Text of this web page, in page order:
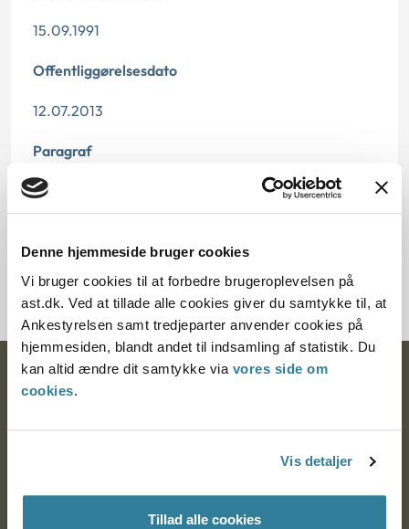
Denne hjemmeside bruger cookies
Vi bruger cookies til at forbedre brugeroplevelsen på
ast.dk. Ved at tillade alle cookies giver du samtykke til, at
Ankestyrelsen samt tredjeparter anvender cookies på
hjemmesiden, blandt andet til indsamling af statistik. Du
kan altid ændre dit samtykke via vores side om
cookies.
Vis detaljer
Tillad alle cookies
15.09.1991
Offentliggørelsesdato
12.07.2013
Paragraf
§ 73
20999-90
Ankestyrelsen